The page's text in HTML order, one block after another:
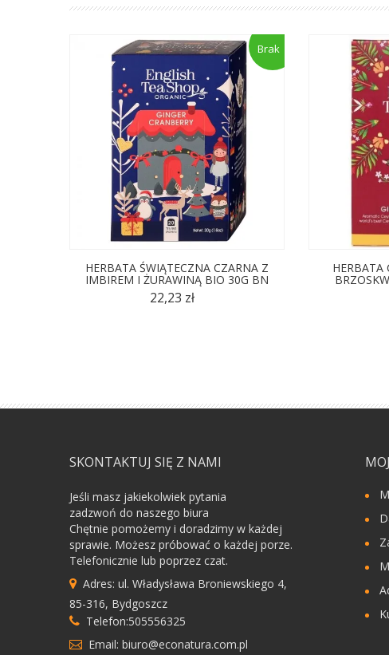
Brak
HERBATA ŚWIĄTECZNA CZARNA Z
IMBIREM I ŻURAWINĄ BIO 30G BN
22,23 zł
HERBATA
SKONTAKTUJ SIĘ Z NAMI
Jeśli masz jakiekolwiek pytania
zadzwoń do naszego biura
Chętnie pomożemy i doradzimy w każdej
sprawie. Możesz próbować o każdej porze.
Telefonicznie lub poprzez czat.
Adres: ul. Władysława Broniewskiego 4,
85-316, Bydgoszcz
Telefon:505556325
Email: biuro@econatura.com.pl